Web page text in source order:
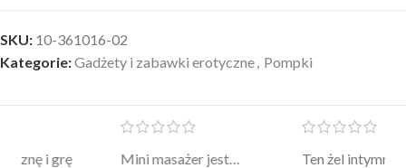
SKU: 10-361016-02
Kategorie:Gadżety i zabawki erotyczne, Pompki
Mini masażer jest…
Ten żel intymny to był